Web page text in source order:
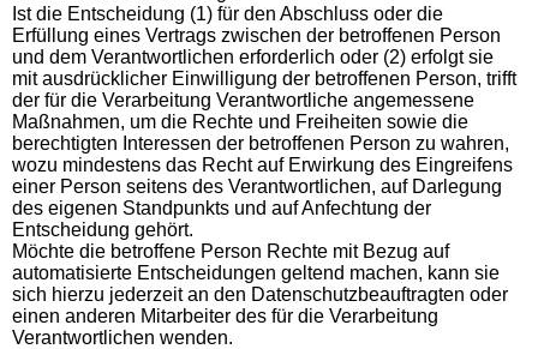
Ist die Entscheidung (1) für den Abschluss oder die
Erfüllung eines Vertrags zwischen der betroffenen Person
und dem Verantwortlichen erforderlich oder (2) erfolgt sie
mit ausdrücklicher Einwilligung der betroffenen Person, trifft
der für die Verarbeitung Verantwortliche angemessene
Maßnahmen, um die Rechte und Freiheiten sowie die
berechtigten Interessen der betroffenen Person zu wahren,
wozu mindestens das Recht auf Erwirkung des Eingreifens
einer Person seitens des Verantwortlichen, auf Darlegung
des eigenen Standpunkts und auf Anfechtung der
Entscheidung gehört.
Möchte die betroffene Person Rechte mit Bezug auf
automatisierte Entscheidungen geltend machen, kann sie
sich hierzu jederzeit an den Datenschutzbeauftragten oder
einen anderen Mitarbeiter des für die Verarbeitung
Verantwortlichen wenden.